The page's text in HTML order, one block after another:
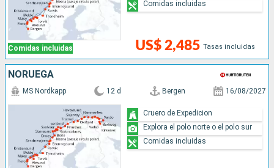
Comidas incluidas US$ 2,485 Tasas incluidas
Comidas incluidas
NORUEGA
MS Nordkapp 12 d Bergen 16/08/2027
Cruero de Expedicion
Explora el polo norte o el polo sur
Comidas incluidas